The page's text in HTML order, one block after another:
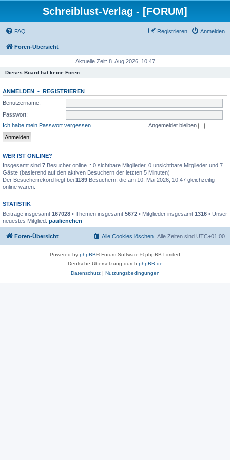
Schreiblust-Verlag - [FORUM]
FAQ Anmelden
Registrieren
Foren-Übersicht
Aktuelle Zeit: 8. Aug 2026, 10:47
Dieses Board hat keine Foren.
ANMELDEN • REGISTRIEREN
Benutzername:
Passwort:
Ich habe mein Passwort vergessen
Angemeldet bleiben
WER IST ONLINE?
Insgesamt sind 7 Besucher online :: 0 sichtbare Mitglieder, 0 unsichtbare Mitglieder und 7
Gäste (basierend auf den aktiven Besuchern der letzten 5 Minuten)
Der Besucherrekord liegt bei 1189 Besuchern, die am 10. Mai 2026, 10:47 gleichzeitig
online waren.
STATISTIK
Beiträge insgesamt 167028 • Themen insgesamt 5672 • Mitglieder insgesamt 1316 • Unser
neuestes Mitglied: paulienchen
Foren-Übersicht Alle Zeiten sind UTC+01:00
Alle Cookies löschen
Powered by phpBB® Forum Software © phpBB Limited
Deutsche Übersetzung durch phpBB.de
Datenschutz| Nutzungsbedingungen